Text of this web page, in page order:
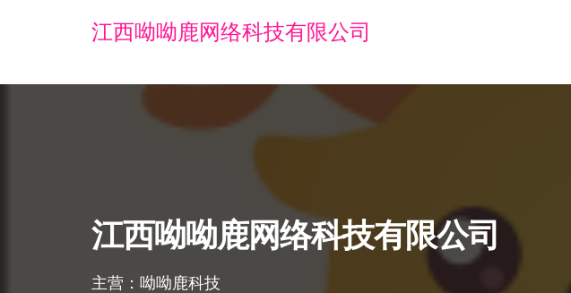
江西呦呦鹿网络科技有限公司
江西呦呦鹿网络科技有限公司
主营：呦呦鹿科技